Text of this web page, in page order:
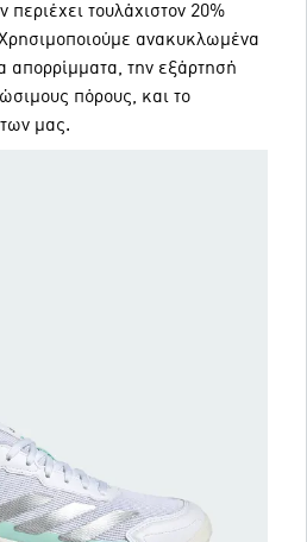
περιέχει τουλάχιστον 20%
ανακυκλωμένα
απορρίμματα, την εξάρτησή
πόρους, και το
μας.